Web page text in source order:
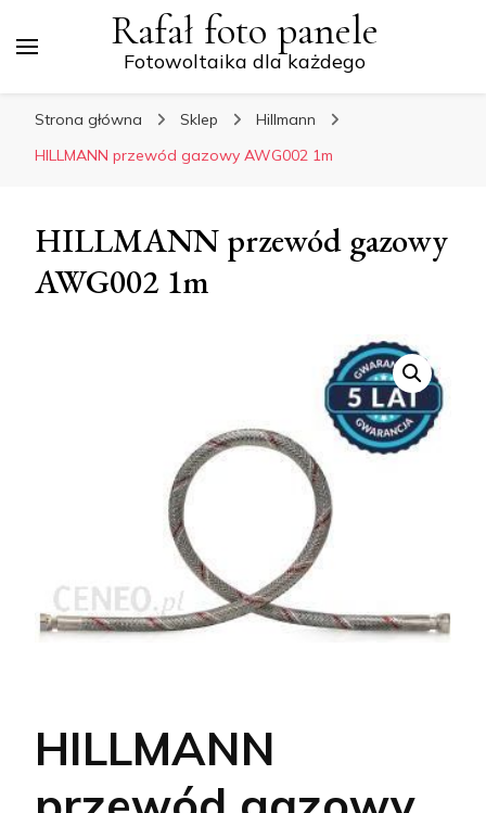
Rafał foto panele
Fotowoltaika dla każdego
Strona główna Sklep
Hillmann
HILLMANN przewód gazowy AWG002 1m
HILLMANN przewód gazowy
AWG002 1m
HILLMANN